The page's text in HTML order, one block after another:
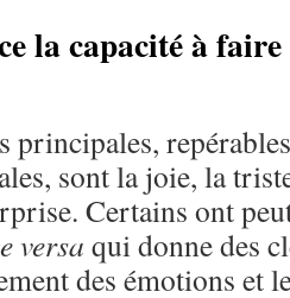
la capacité à
principales,
sont la joie, la
Certains ont
versa qui donne des
des émotions et